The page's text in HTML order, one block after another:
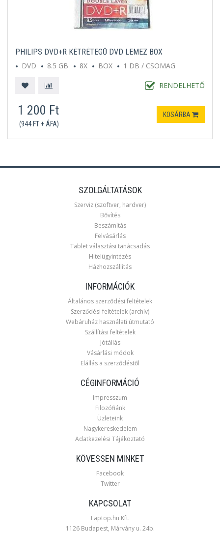
PHILIPS DVD+R KÉTRÉTEGŰ DVD LEMEZ BOX
DVD
8.5 GB 8X BOX 1 DB / CSOMAG
RENDELHETŐ
1 200 Ft
(944 FT + ÁFA)
KOSÁRBA
SZOLGÁLTATÁSOK
Szerviz (szoftver, hardver)
Bővítés
Beszámítás
Felvásárlás
Tablet választási tanácsadás
Hitelügyintézés
Házhozszállítás
INFORMÁCIÓK
Általános szerződési feltételek
Szerződési feltételek (archív)
Webáruház használati útmutató
Szállítási feltételek
Jótállás
Vásárlási módok
Elállás a szerződéstől
CÉGINFORMÁCIÓ
Impresszum
Filozófiánk
Üzleteink
Nagykereskedelem
Adatkezelési Tájékoztató
KÖVESSEN MINKET
Facebook
Twitter
KAPCSOLAT
Laptop.hu Kft.
1126 Budapest, Márvány u. 24b.